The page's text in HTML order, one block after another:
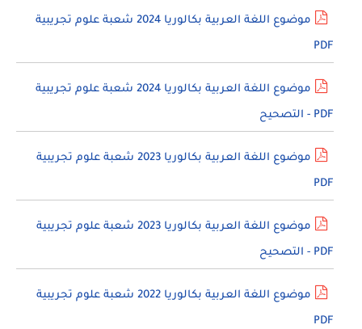
موضوع اللغة العربية بكالوريا 2024 شعبة علوم تجريبية
PDF
موضوع اللغة العربية بكالوريا 2024 شعبة علوم تجريبية
PDF - التصحيح
موضوع اللغة العربية بكالوريا 2023 شعبة علوم تجريبية
PDF
موضوع اللغة العربية بكالوريا 2023 شعبة علوم تجريبية
PDF - التصحيح
موضوع اللغة العربية بكالوريا 2022 شعبة علوم تجريبية
PDF